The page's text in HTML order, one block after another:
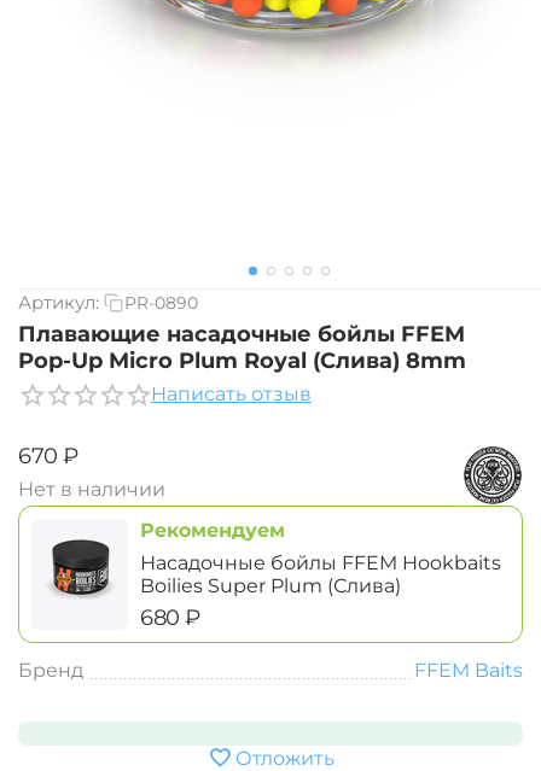
Артикул: PR-0890
Плавающие насадочные бойлы FFEM
Pop-Up Micro Plum Royal (Слива) 8mm
Написать отзыв
‍670‍ ₽
Нет в наличии
Рекомендуем
Насадочные бойлы FFEM Hookbaits
Boilies Super Plum (Слива)
‍680‍ ₽
Бренд FFEM Baits
Отложить